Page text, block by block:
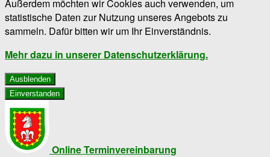
Außerdem möchten wir Cookies auch verwenden, um
statistische Daten zur Nutzung unseres Angebots zu
sammeln. Dafür bitten wir um Ihr Einverständnis.
Mehr dazu in unserer Datenschutzerklärung.
Ausblenden
Einverstanden
Online Terminvereinbarung